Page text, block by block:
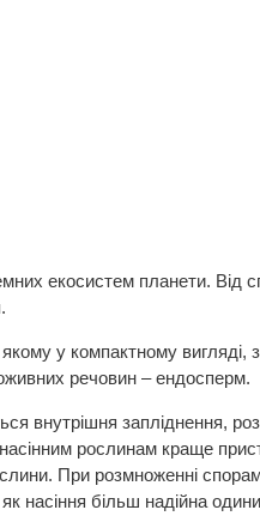
екосистем планети.
у компактному
речовин – ендосперм.
внутрішня запліднення,
рослинам краще
При розмноженні
насіння більш надійна